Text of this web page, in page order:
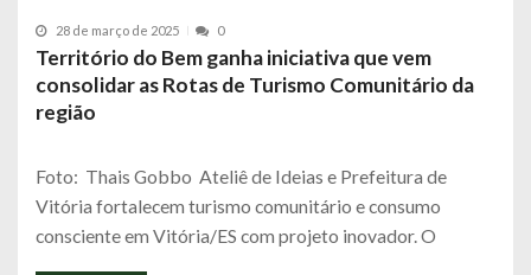
28 de março de 2025 0
Território do Bem ganha iniciativa que vem
consolidar as Rotas de Turismo Comunitário da
região
Foto: Thais Gobbo Ateliê de Ideias e Prefeitura de
Vitória fortalecem turismo comunitário e consumo
consciente em Vitória/ES com projeto inovador. O